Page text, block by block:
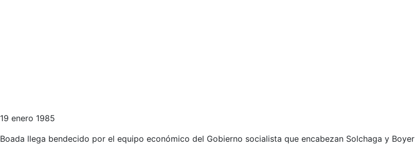
19 enero 1985
Boada llega bendecido por el equipo económico del Gobierno socialista que encabezan Solchaga y Boyer